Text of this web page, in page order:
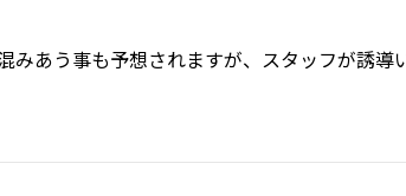
みあう事も予想されますが、スタッフが誘導